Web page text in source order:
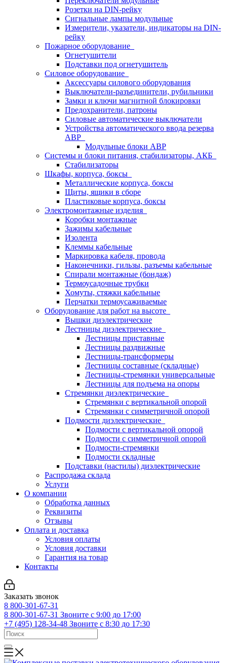
Розетки на DIN-рейку
Сигнальные лампы модульные
Измерители, указатели, индикаторы на DIN-
рейку
Пожарное оборудование
Огнетушители
Подставки под огнетушитель
Силовое оборудование
Аксессуары силового оборудования
Выключатели-разъединители, рубильники
Замки и ключи магнитной блокировки
Предохранители, патроны
Силовые автоматические выключатели
Устройства автоматического ввода резерва
АВР
Модульные блоки АВР
Системы и блоки питания, стабилизаторы, АКБ
Стабилизаторы
Шкафы, корпуса, боксы
Металлические корпуса, боксы
Щиты, ящики в сборе
Пластиковые корпуса, боксы
Электромонтажные изделия
Коробки монтажные
Зажимы кабельные
Изолента
Клеммы кабельные
Маркировка кабеля, провода
Наконечники, гильзы, разъемы кабельные
Спирали монтажные (бондаж)
Термоусадочные трубки
Хомуты, стяжки кабельные
Перчатки термоусаживаемые
Оборудование для работ на высоте
Вышки диэлектрические
Лестницы диэлектрические
Лестницы приставные
Лестницы раздвижные
Лестницы-трансформеры
Лестницы составные (складные)
Лестницы-стремянки универсальные
Лестницы для подъема на опоры
Стремянки диэлектрические
Стремянки с вертикальной опорой
Стремянки с симметричной опорой
Подмости диэлектрические
Подмости с вертикальной опорой
Подмости с симметричной опорой
Подмости-стремянки
Подмости складные
Подставки (настилы) диэлектрические
Распродажа склада
Услуги
О компании
Обработка данных
Реквизиты
Отзывы
Оплата и доставка
Условия оплаты
Условия доставки
Гарантия на товар
Контакты
Заказать звонок
8 800-301-67-31
8 800-301-67-31 Звоните с 9:00 до 17:00
+7 (495) 128-34-48 Звоните с 8:30 до 17:30